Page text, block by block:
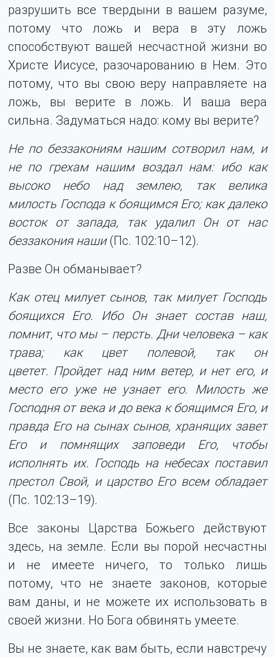
разрушить все твердыни в вашем разуме,
потому что ложь и вера в эту ложь
способствуют вашей несчастной жизни во
Христе Иисусе, разочарованию в Нем. Это
потому, что вы свою веру направляете на
ложь, вы верите в ложь. И ваша вера
сильна. Задуматься надо: кому вы верите?
Не по беззакониям нашим сотворил нам, и
не по грехам нашим воздал нам: ибо как
высоко небо над землею, так велика
милость Господа к боящимся Его; как далеко
восток от запада, так удалил Он от нас
беззакония наши(Пс. 102:10–12).
Разве Он обманывает?
Как отец милует сынов, так милует Господь
боящихся Его. Ибо Он знает состав наш,
помнит, что мы – персть. Дни человека – как
трава; как цвет полевой, так он
цветет. Пройдет над ним ветер, и нет его, и
место его уже не узнает его. Милость же
Господня от века и до века к боящимся Его, и
правда Его на сынах сынов, хранящих завет
Его и помнящих заповеди Его, чтобы
исполнять их. Господь на небесах поставил
престол Свой, и царство Его всем обладает
(Пс. 102:13–19).
Все законы Царства Божьего действуют
здесь, на земле. Если вы порой несчастны
и не имеете ничего, то только лишь
потому, что не знаете законов, которые
вам даны, и не можете их использовать в
своей жизни. Но Бога обвинять умеете.
Вы не знаете, как вам быть, если навстречу